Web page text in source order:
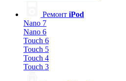
Ремонт iPod
Nano 7
Nano 6
Touch 6
Touch 5
Touch 4
Touch 3